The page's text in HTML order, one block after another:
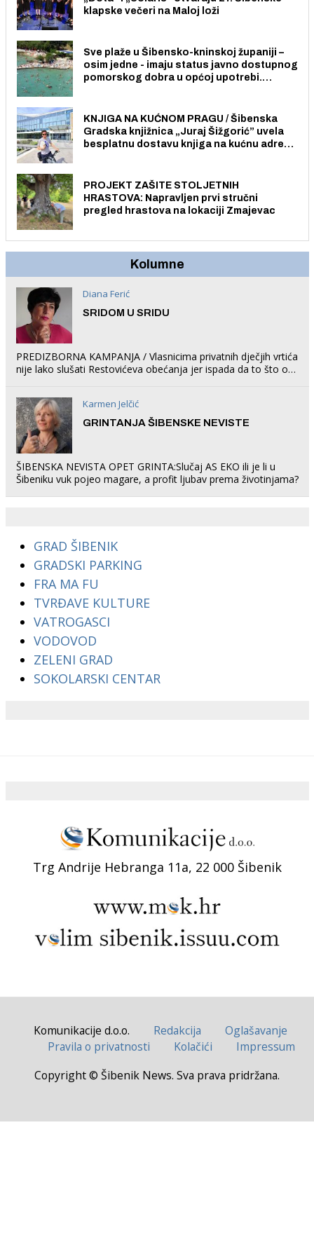
klapske večeri na Maloj loži
Sve plaže u Šibensko-kninskoj županiji –
osim jedne - imaju status javno dostupnog
pomorskog dobra u općoj upotrebi.
KNJIGA NA KUĆNOM PRAGU / Šibenska
Gradska knjižnica „Juraj Šižgorić” uvela
besplatnu dostavu knjiga na kućnu adresu
PROJEKT ZAŠITE STOLJETNIH
HRASTOVA: Napravljen prvi stručni
pregled hrastova na lokaciji Zmajevac
Kolumne
Diana Ferić
SRIDOM U SRIDU
PREDIZBORNA KAMPANJA / Vlasnicima privatnih dječjih vrtića
nije lako slušati Restovićeva obećanja jer ispada da to što oni
Karmen Jelčić
GRINTANJA ŠIBENSKE NEVISTE
ŠIBENSKA NEVISTA OPET GRINTA:Slučaj AS EKO ili je li u
Šibeniku vuk pojeo magare, a profit ljubav prema životinjama?
GRAD ŠIBENIK
GRADSKI PARKING
FRA MA FU
TVRĐAVE KULTURE
VATROGASCI
VODOVOD
ZELENI GRAD
SOKOLARSKI CENTAR
Trg Andrije Hebranga 11a, 22 000 Šibenik
Komunikacije d.o.o. Redakcija
Oglašavanje
Pravila o privatnosti
Kolačići
Impressum
Copyright © Šibenik News. Sva prava pridržana.